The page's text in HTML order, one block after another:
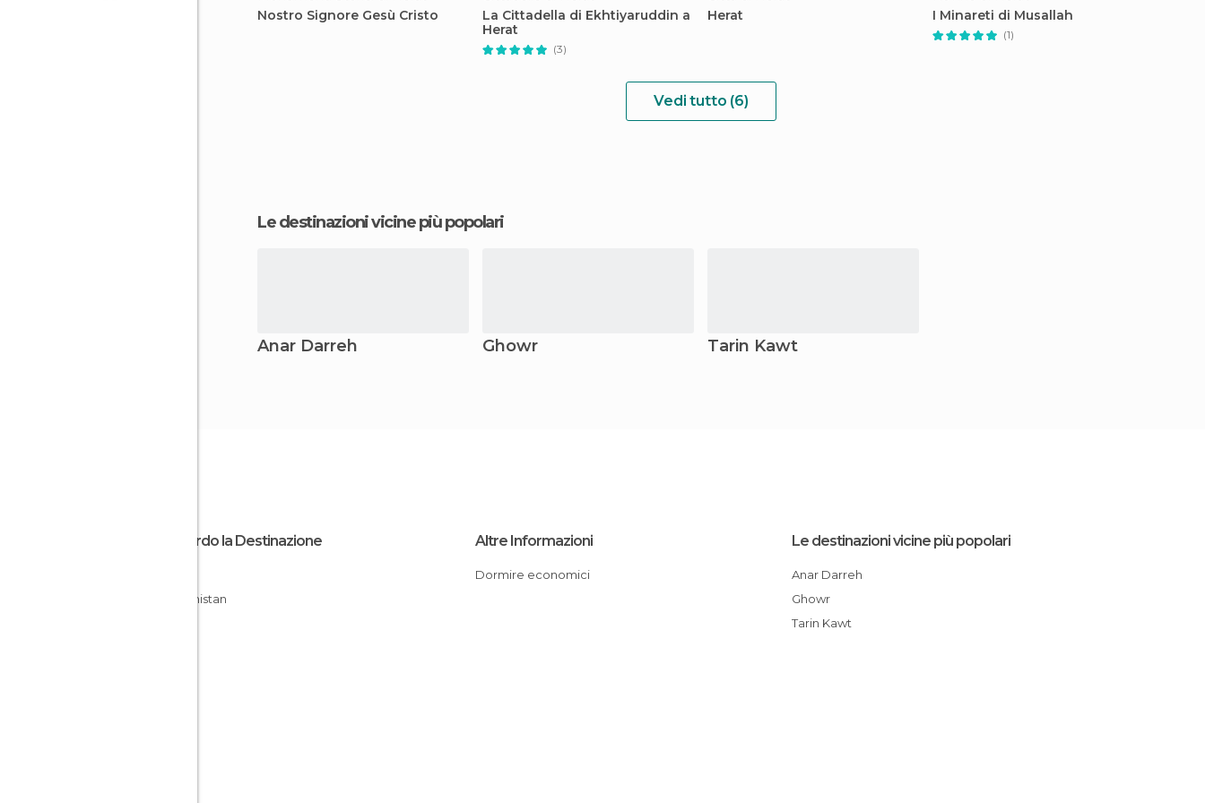
Nostro Signore Gesù Cristo
La Cittadella di Ekhtiyaruddin a
Herat
(3)
Herat
I Minareti di Musallah
(1)
Vedi tutto (6)
Le destinazioni vicine più popolari
Anar Darreh Ghowr Tarin Kawt
Riguardo la Destinazione
Afghanistan
Altre Informazioni
Dormire economici
Le destinazioni vicine più popolari
Anar Darreh
Ghowr
Tarin Kawt